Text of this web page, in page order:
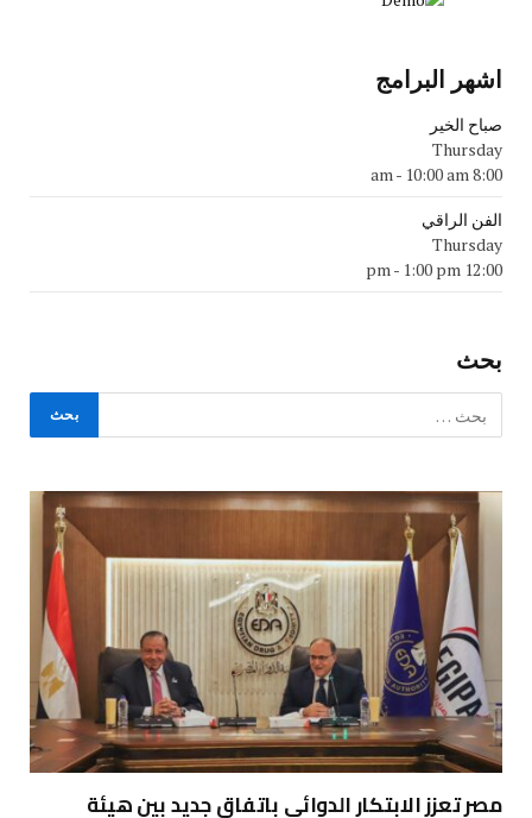
اشهر البرامج
صباح الخير
Thursday
8:00 am
- 10:00 am
الفن الراقي
Thursday
12:00 pm
- 1:00 pm
بحث
مصر تعزز الابتكار الدوائي باتفاق جديد بين هيئة